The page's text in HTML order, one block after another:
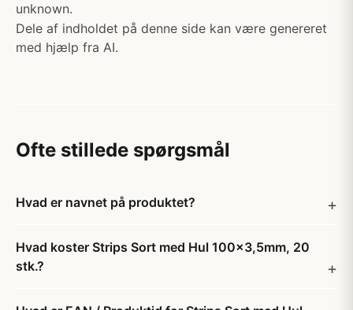
unknown.
Dele af indholdet på denne side kan være genereret
med hjælp fra AI.
Ofte stillede spørgsmål
Hvad er navnet på produktet?
Hvad koster Strips Sort med Hul 100x3,5mm, 20
stk.?